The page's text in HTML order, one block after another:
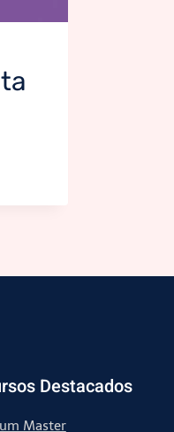
Destacados
Master